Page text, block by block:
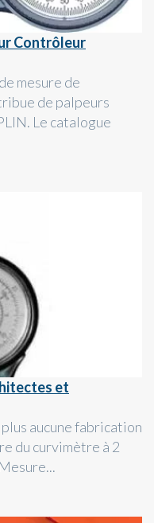
Contrôleur
mesure de
de palpeurs
Le catalogue
et
aucune fabrication
du curvimètre à 2